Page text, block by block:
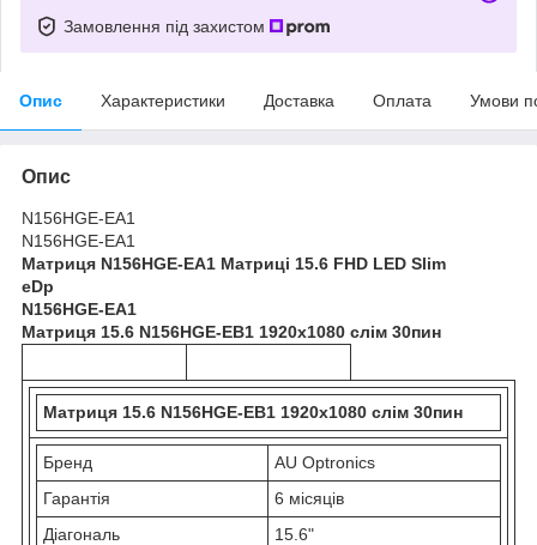
Замовлення під захистом
Опис Характеристики Доставка Оплата Умови
Опис
N156HGE-EA1
N156HGE-EA1
Матриця N156HGE-EA1 Матриці 15.6 FHD LED Slim
eDp
N156HGE-EA1
Матриця 15.6 N156HGE-EB1 1920x1080 слім 30пин
Матриця 15.6 N156HGE-EB1 1920x1080 слім 30пин
Бренд
AU Optronics
Гарантія
6 місяців
Діагональ
15.6"